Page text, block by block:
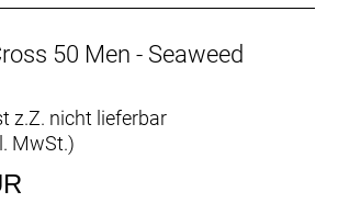
50 Men - Seaweed
z.Z. nicht lieferbar
MwSt.)